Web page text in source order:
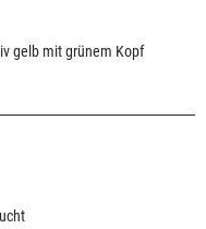
gelb mit grünem Kopf